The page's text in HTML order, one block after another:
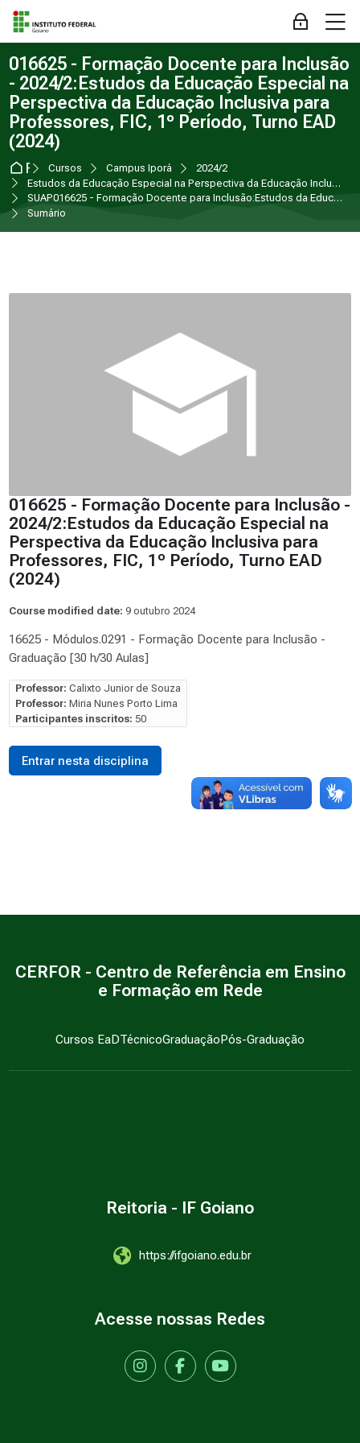
Skip to navigation
Skip to login form
Ir para o conteúdo principal
Skip to accessibility options
Skip to footer
Skip accessibility options
Acessar
016625 - Formação Docente para Inclusão
- 2024/2:Estudos da Educação Especial na
Perspectiva da Educação Inclusiva para
Professores, FIC, 1º Período, Turno EAD
(2024)
Página inicial
Cursos Campus Iporá
2024/2
Estudos da Educação Especial na Perspectiva da Educação Inclusiva para Professores
SUAP016625 - Formação Docente para Inclusão:Estudos da Educação Especial na Perspectiva da Educação Inclusiva para Professores, FIC, 1º Período, Turno EAD (2024)
Sumário
016625 - Formação Docente para Inclusão -
2024/2:Estudos da Educação Especial na
Perspectiva da Educação Inclusiva para
Professores, FIC, 1º Período, Turno EAD
(2024)
Course modified date: 9 outubro 2024
16625 - Módulos.0291 - Formação Docente para Inclusão -
Graduação [30 h/30 Aulas]
Professor: Calixto Junior de Souza
Professor: Miria Nunes Porto Lima
Participantes inscritos: 50
Entrar nesta disciplina
CERFOR - Centro de Referência em Ensino
e Formação em Rede
Cursos EaDTécnicoGraduaçãoPós-Graduação
Reitoria - IF Goiano
https://ifgoiano.edu.br
Acesse nossas Redes